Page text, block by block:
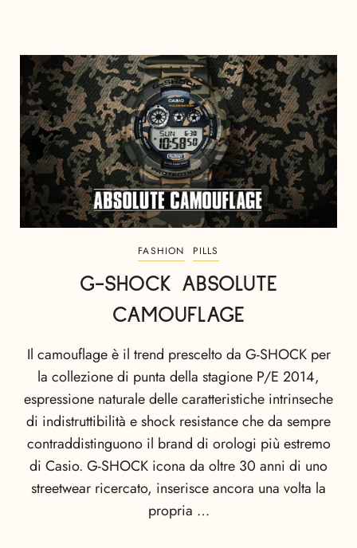
FASHION PILLS
G-SHOCK ABSOLUTE
CAMOUFLAGE
Il camouflage è il trend prescelto da G-SHOCK per
la collezione di punta della stagione P/E 2014,
espressione naturale delle caratteristiche intrinseche
di indistruttibilità e shock resistance che da sempre
contraddistinguono il brand di orologi più estremo
di Casio. G-SHOCK icona da oltre 30 anni di uno
streetwear ricercato, inserisce ancora una volta la
propria …